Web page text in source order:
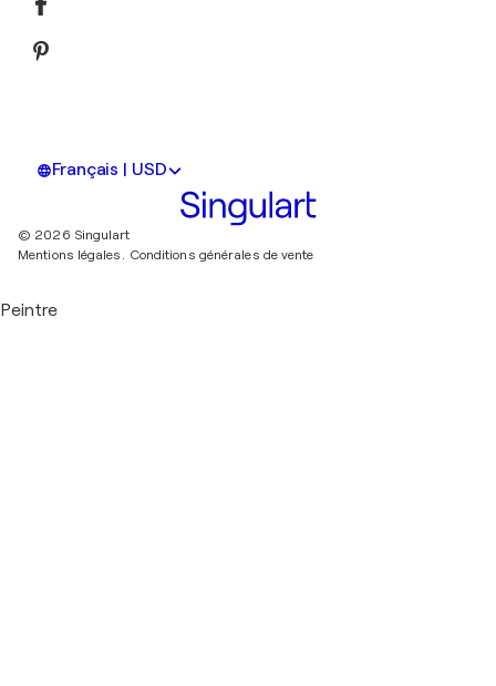
Français | USD
© 2026 Singulart
Mentions légales. Conditions générales de vente
Peintre